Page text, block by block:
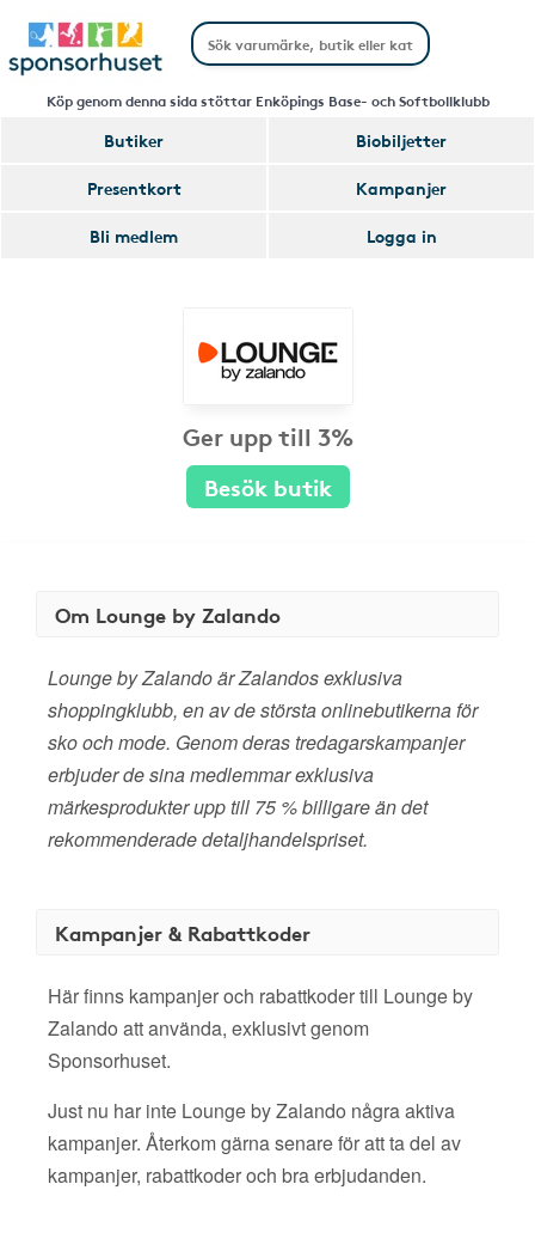
Köp genom denna sida stöttar Enköpings Base- och Softbollklubb
Butiker
Biobiljetter
Presentkort
Kampanjer
Bli medlem
Logga in
Ger upp till 3%
Besök butik
Om Lounge by Zalando
Lounge by Zalando är Zalandos exklusiva
shoppingklubb, en av de största onlinebutikerna för
sko och mode. Genom deras tredagarskampanjer
erbjuder de sina medlemmar exklusiva
märkesprodukter upp till 75 % billigare än det
rekommenderade detaljhandelspriset.
Kampanjer & Rabattkoder
Här finns kampanjer och rabattkoder till Lounge by
Zalando att använda, exklusivt genom
Sponsorhuset.
Just nu har inte Lounge by Zalando några aktiva
kampanjer. Återkom gärna senare för att ta del av
kampanjer, rabattkoder och bra erbjudanden.